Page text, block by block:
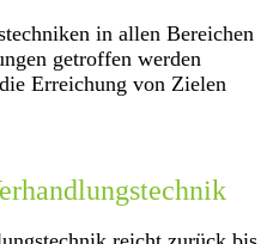
in allen Bereichen
getroffen werden
Erreichung von Zielen